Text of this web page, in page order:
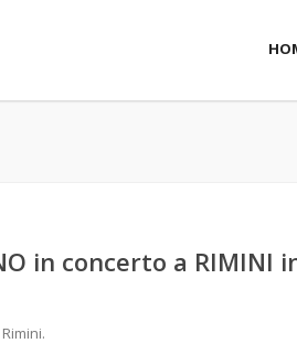
in concerto a RIMINI